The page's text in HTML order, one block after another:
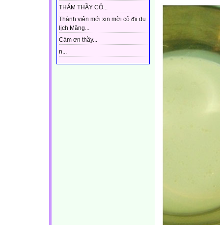
THĂM THẦY CÔ...
Thành viên mới xin mời cô đii du
lịch Măng...
Cám ơn thầy...
n...